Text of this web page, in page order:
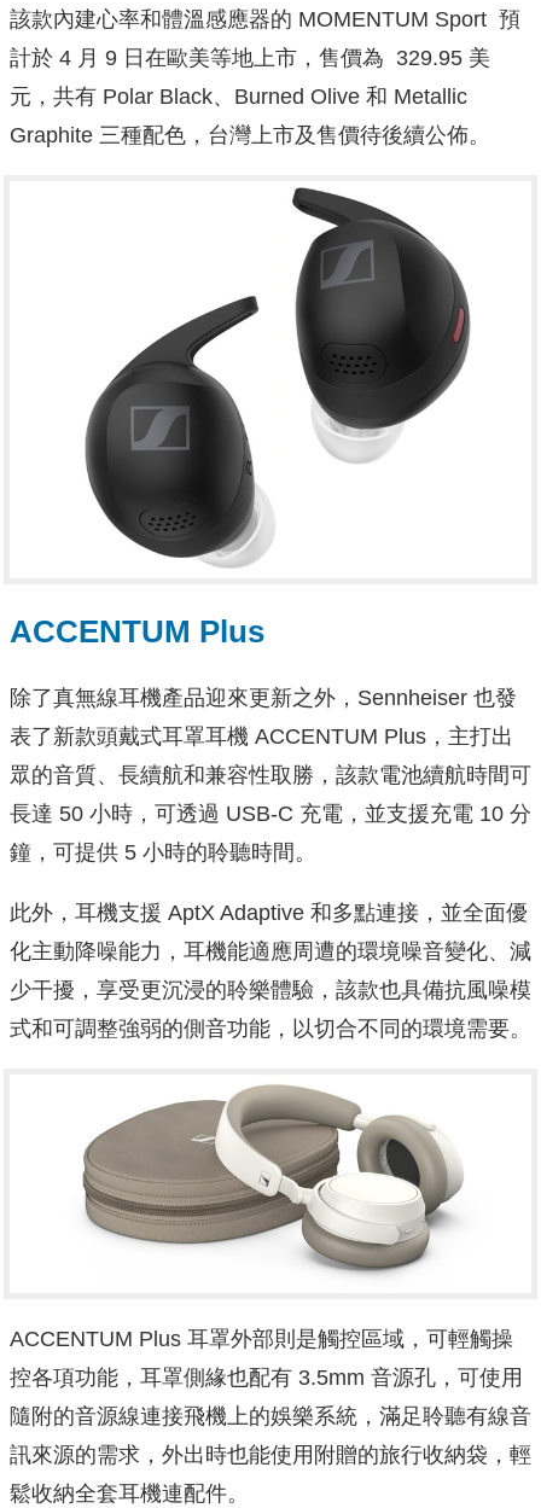
該款內建心率和體溫感應器的 MOMENTUM Sport 預
計於 4 月 9 日在歐美等地上市，售價為 329.95 美
元，共有 Polar Black、Burned Olive 和 Metallic
Graphite 三種配色，台灣上市及售價待後續公佈。
ACCENTUM Plus
除了真無線耳機產品迎來更新之外，Sennheiser 也發
表了新款頭戴式耳罩耳機 ACCENTUM Plus，主打出
眾的音質、長續航和兼容性取勝，該款電池續航時間可
長達 50 小時，可透過 USB-C 充電，並支援充電 10 分
鐘，可提供 5 小時的聆聽時間。
此外，耳機支援 AptX Adaptive 和多點連接，並全面優
化主動降噪能力，耳機能適應周遭的環境噪音變化、減
少干擾，享受更沉浸的聆樂體驗，該款也具備抗風噪模
式和可調整強弱的側音功能，以切合不同的環境需要。
ACCENTUM Plus 耳罩外部則是觸控區域，可輕觸操
控各項功能，耳罩側緣也配有 3.5mm 音源孔，可使用
隨附的音源線連接飛機上的娛樂系統，滿足聆聽有線音
訊來源的需求，外出時也能使用附贈的旅行收納袋，輕
鬆收納全套耳機連配件。